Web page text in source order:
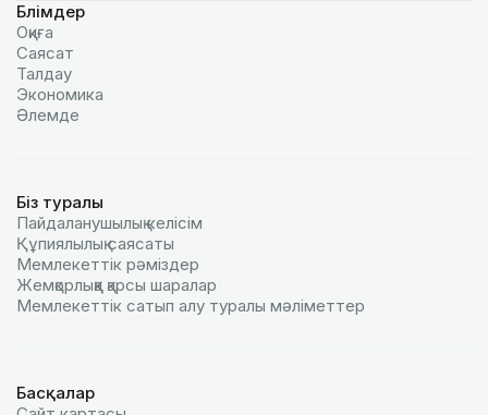
Бөлімдер
Оқиға
Саясат
Талдау
Экономика
Әлемде
Біз туралы
Пайдаланушылық келiciм
Құпиялылық саясаты
Мемлекеттік рәміздер
Жемқорлыққа қарсы шаралар
Мемлекеттік сатып алу туралы мәлiметтер
Басқалар